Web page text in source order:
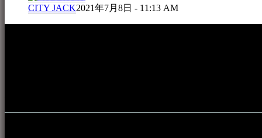
CITY JACK2021年7月8日 - 11:13 AM